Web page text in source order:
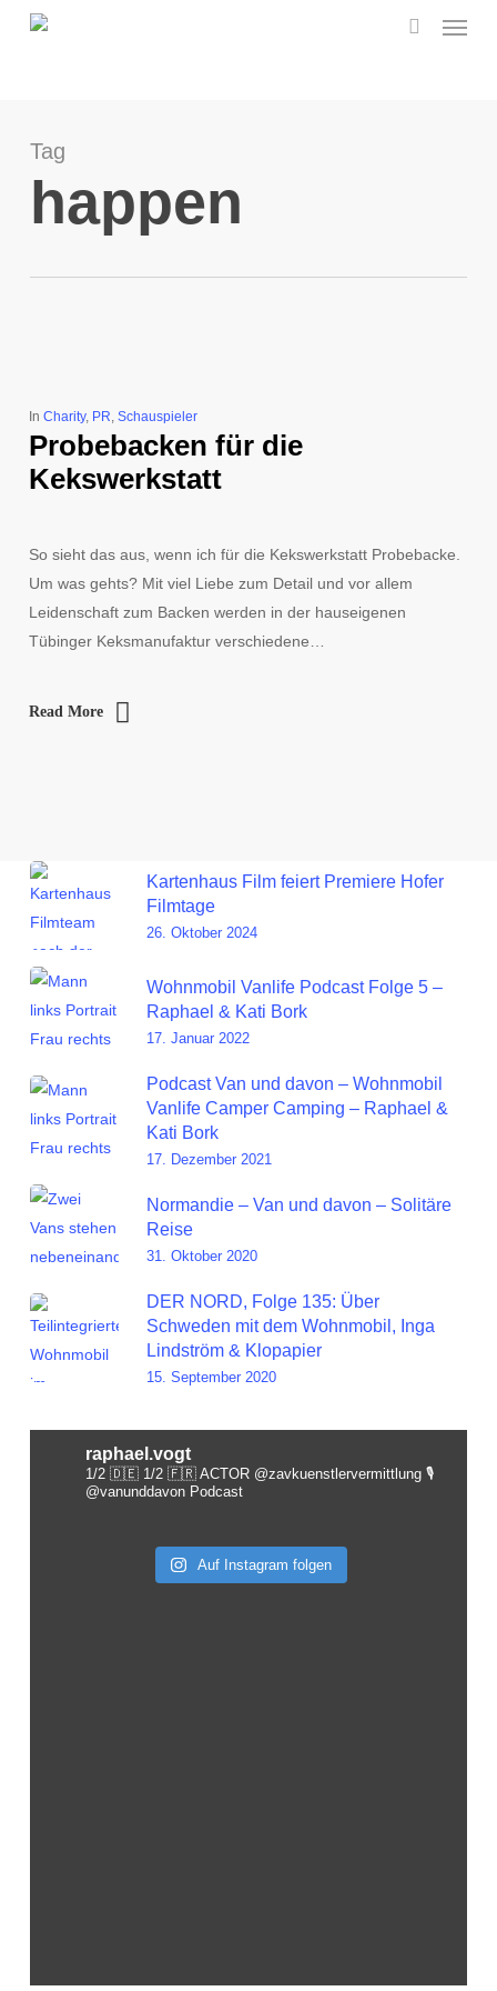
Menu
Tag
happen
In Charity, PR, Schauspieler
Probebacken für die
Kekswerkstatt
So sieht das aus, wenn ich für die Kekswerkstatt Probebacke.
Um was gehts? Mit viel Liebe zum Detail und vor allem
Leidenschaft zum Backen werden in der hauseigenen
Tübinger Keksmanufaktur verschiedene…
Read More
Kartenhaus Film feiert Premiere Hofer
Filmtage
26. Oktober 2024
Wohnmobil Vanlife Podcast Folge 5 –
Raphael & Kati Bork
17. Januar 2022
Podcast Van und davon – Wohnmobil
Vanlife Camper Camping – Raphael &
Kati Bork
17. Dezember 2021
Normandie – Van und davon – Solitäre
Reise
31. Oktober 2020
DER NORD, Folge 135: Über
Schweden mit dem Wohnmobil, Inga
Lindström & Klopapier
15. September 2020
raphael.vogt
1/2 🇩🇪 1/2 🇫🇷 ACTOR @zavkuenstlervermittlung 🎙️
@vanunddavon Podcast
Auf Instagram folgen